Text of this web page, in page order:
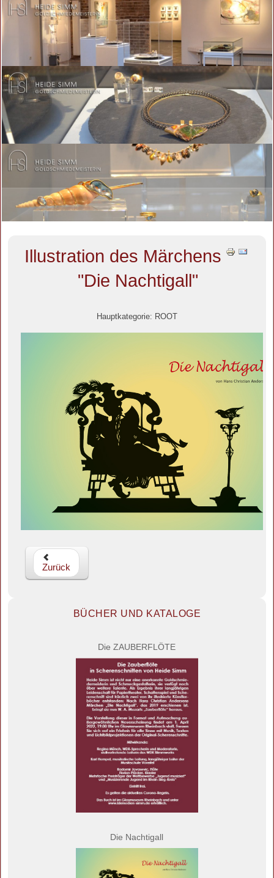
Illustration des Märchens
"Die Nachtigall"
Hauptkategorie: ROOT
Zurück
BÜCHER UND KATALOGE
Die ZAUBERFLÖTE
Die Nachtigall